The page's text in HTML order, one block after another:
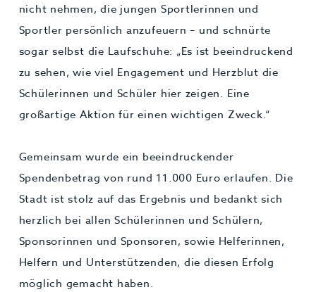
nicht nehmen, die jungen Sportlerinnen und
Sportler persönlich anzufeuern – und schnürte
sogar selbst die Laufschuhe: „Es ist beeindruckend
zu sehen, wie viel Engagement und Herzblut die
Schülerinnen und Schüler hier zeigen. Eine
großartige Aktion für einen wichtigen Zweck.“
Gemeinsam wurde ein beeindruckender
Spendenbetrag von rund 11.000 Euro erlaufen. Die
Stadt ist stolz auf das Ergebnis und bedankt sich
herzlich bei allen Schülerinnen und Schülern,
Sponsorinnen und Sponsoren, sowie Helferinnen,
Helfern und Unterstützenden, die diesen Erfolg
möglich gemacht haben.